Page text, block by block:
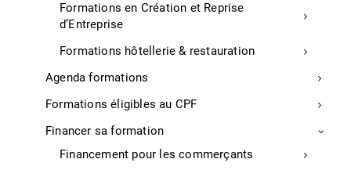
Formations en Création et Reprise
d’Entreprise
Formations hôtellerie & restauration
Agenda formations
Formations éligibles au CPF
Financer sa formation
Financement pour les commerçants
responsables de l’État et d’Enedis les éventuelles
difficultés rencontrées.
Entreprises